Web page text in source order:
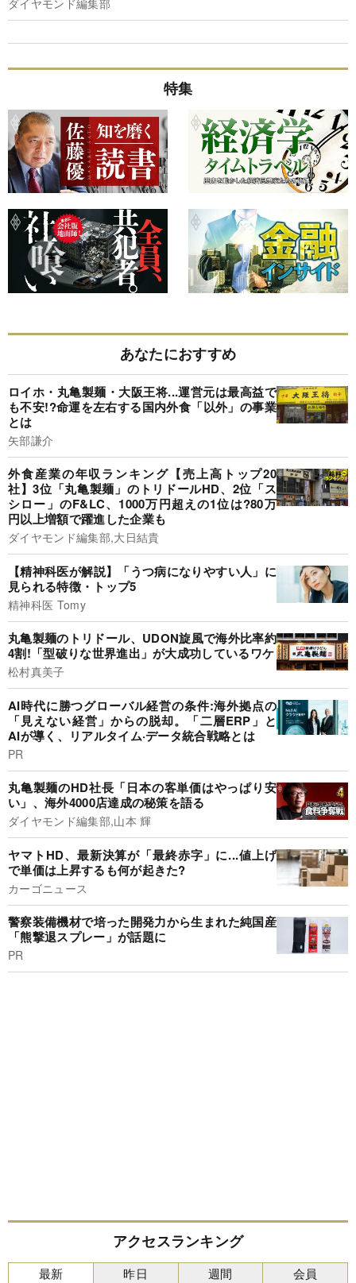
ダイヤモンド編集部
特集
あなたにおすすめ
ロイホ・丸亀製麺・大阪王将...運営元は最高益で
も不安!?命運を左右する国内外食「以外」の事業
とは
矢部謙介
外食産業の年収ランキング【売上高トップ20
社】3位「丸亀製麺」のトリドールHD、2位「ス
シロー」のF&LC、1000万円超えの1位は?80万
円以上増額で躍進した企業も
ダイヤモンド編集部,大日結貴
【精神科医が解説】「うつ病になりやすい人」に
見られる特徴・トップ5
精神科医 Tomy
丸亀製麺のトリドール、UDON旋風で海外比率約
4割!「型破りな世界進出」が大成功しているワケ
松村真美子
AI時代に勝つグローバル経営の条件:海外拠点の
「見えない経営」からの脱却。「二層ERP」と
AIが導く、リアルタイム·データ統合戦略とは
PR
丸亀製麺のHD社長「日本の客単価はやっぱり安
い」、海外4000店達成の秘策を語る
ダイヤモンド編集部,山本 輝
ヤマトHD、最新決算が「最終赤字」に...値上げ
で単価は上昇するも何が起きた?
カーゴニュース
警察装備機材で培った開発力から生まれた純国産
「熊撃退スプレー」が話題に
PR
アクセスランキング
最新 昨日 週間 会員